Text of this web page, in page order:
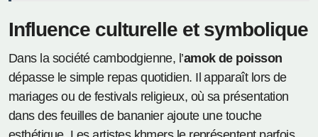
Influence culturelle et symbolique
Dans la société cambodgienne, l’amok de poisson
dépasse le simple repas quotidien. Il apparaît lors de
mariages ou de festivals religieux, où sa présentation
dans des feuilles de bananier ajoute une touche